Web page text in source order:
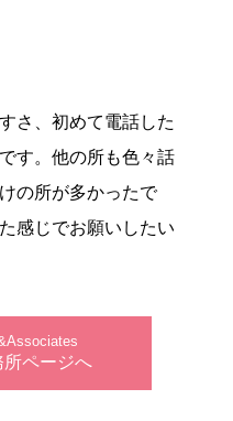
さ、初めて電話した
す。他の所も色々話
の所が多かったで
感じでお願いしたい
ページへ